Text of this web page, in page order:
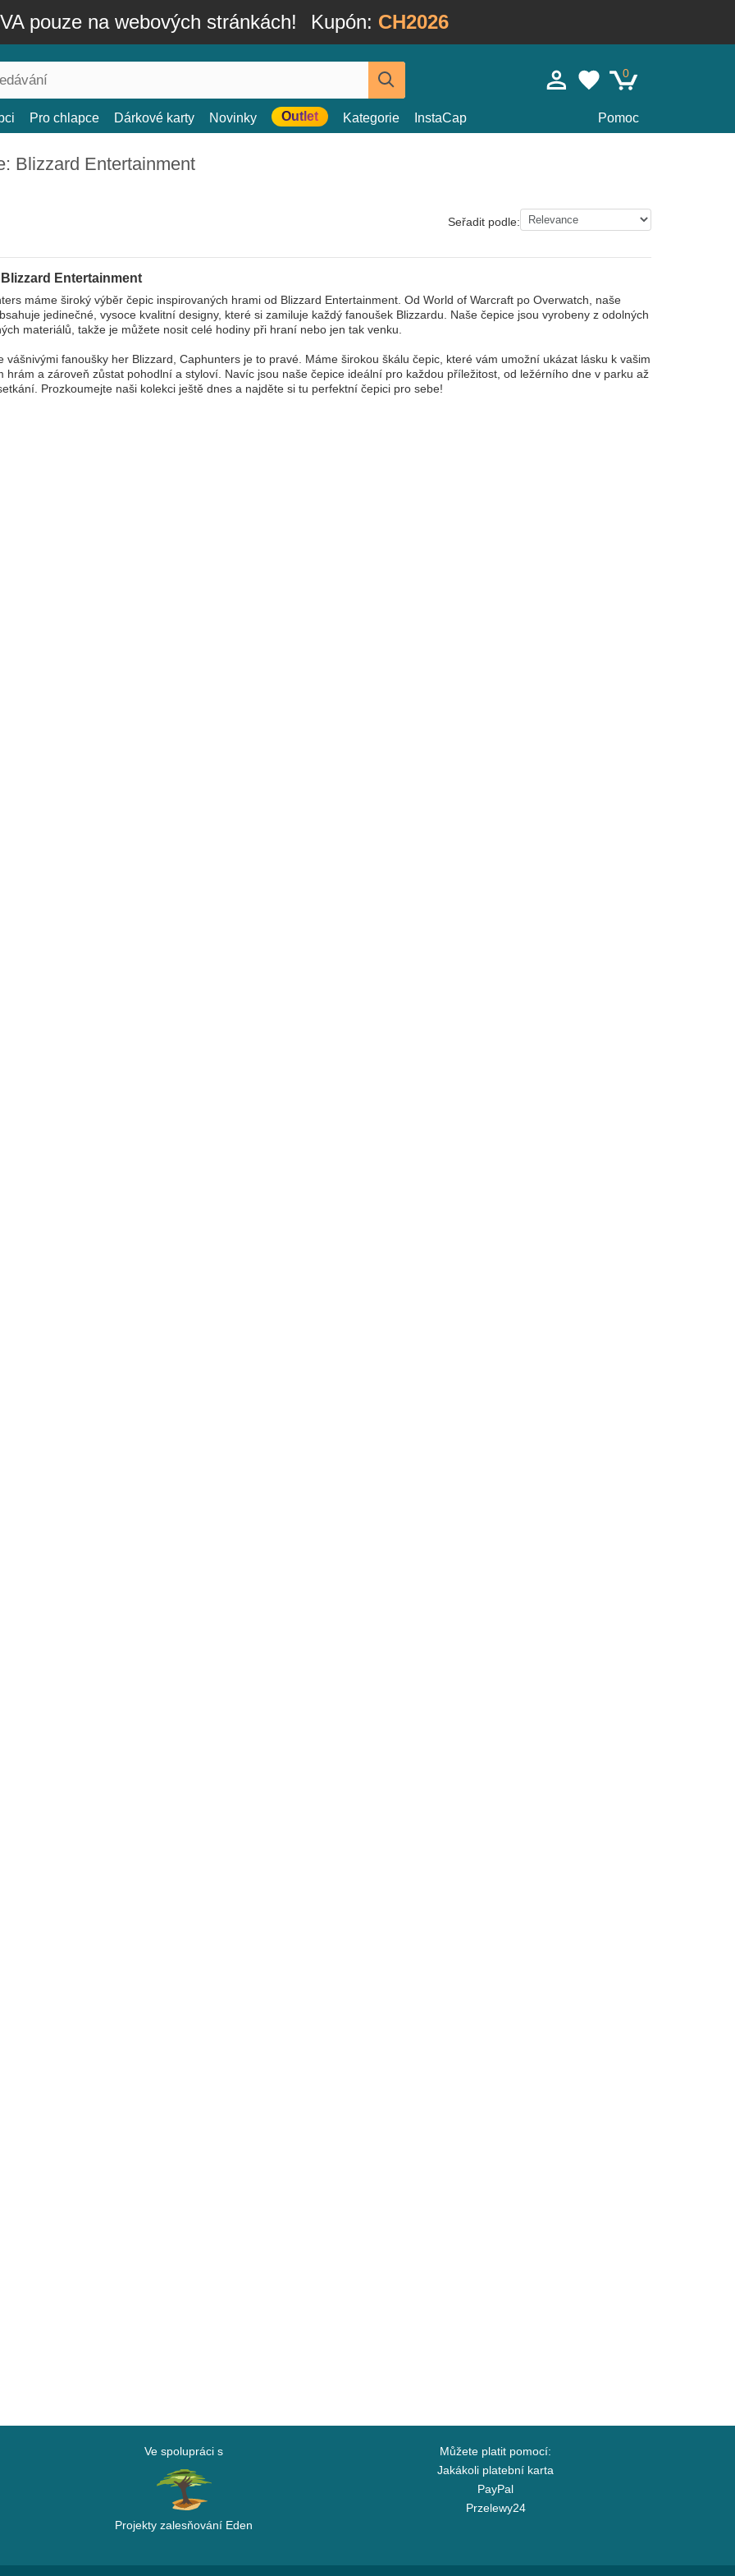
pouze na webových stránkách! Kupón: CH2026
0
Pro chlapce Dárkové karty Novinky Outlet Kategorie InstaCap Pomoc
Blizzard Entertainment
Seřadit podle:
Entertainment
máme široký výběr čepic inspirovaných hrami od Blizzard Entertainment. Od World of Warcraft po Overwatch, naše
jedinečné, vysoce kvalitní designy, které si zamiluje každý fanoušek Blizzardu. Naše čepice jsou vyrobeny z odolných
materiálů, takže je můžete nosit celé hodiny při hraní nebo jen tak venku.
vášnivými fanoušky her Blizzard, Caphunters je to pravé. Máme širokou škálu čepic, které vám umožní ukázat lásku k vašim
hrám a zároveň zůstat pohodlní a styloví. Navíc jsou naše čepice ideální pro každou příležitost, od ležérního dne v parku až
Prozkoumejte naši kolekci ještě dnes a najděte si tu perfektní čepici pro sebe!
Ve spolupráci s
Projekty zalesňování Eden
Můžete platit pomocí:
Jakákoli platební karta
PayPal
Przelewy24